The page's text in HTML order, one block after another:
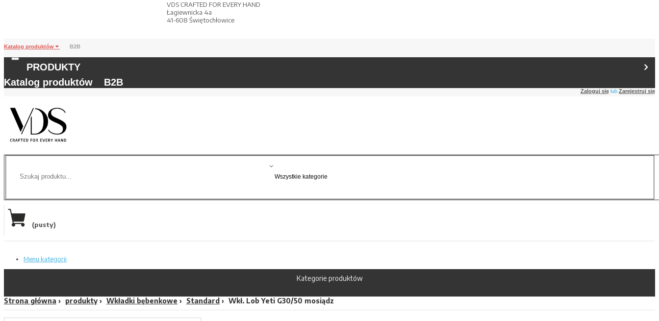
VDS CRAFTED FOR EVERY HAND
Łagiewnicka 4a
41-608 Świętochłowice
Katalog produktów B2B
PRODUKTY
Katalog produktów
B2B
Zaloguj się lub Zarejestruj się
(pusty)
Menu kategorii
Kategorie produktów
Strona główna produkty Wkładki bębenkowe Standard Wkł. Lob Yeti G30/50 mosiądz